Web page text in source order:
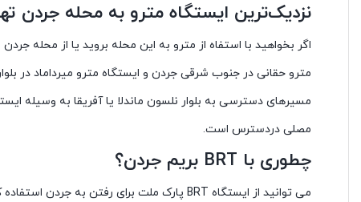
نزدیک‌ترین ایستگاه مترو به محله جردن
اگر بخواهید با استفاه از مترو به این محله بروید یا از محله
مترو حقانی در جنوب شرقی جردن و ایستگاه مترو میرداماد در
مسیرهای دسترسی به بلوار نلسون ماندلا یا آفریقا به وسیله
مصلی دردسترس است.
چطوری با BRT بریم جردن؟
می توانید از ایستگاه BRT پارک ملت برای رفتن به جردن استفاده کنید.